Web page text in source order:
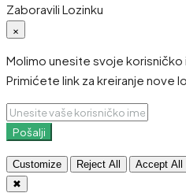
Zaboravili Lozinku
×
Molimo unesite svoje korisničko
Primićete link za kreiranje nove
Pošalji
Customize Reject All
Accept All
✖